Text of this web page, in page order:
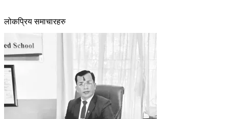
लोकप्रिय समाचारहरु